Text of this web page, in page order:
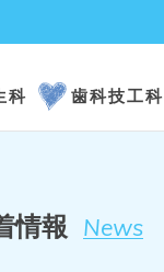
科 歯科技工科
情報 News